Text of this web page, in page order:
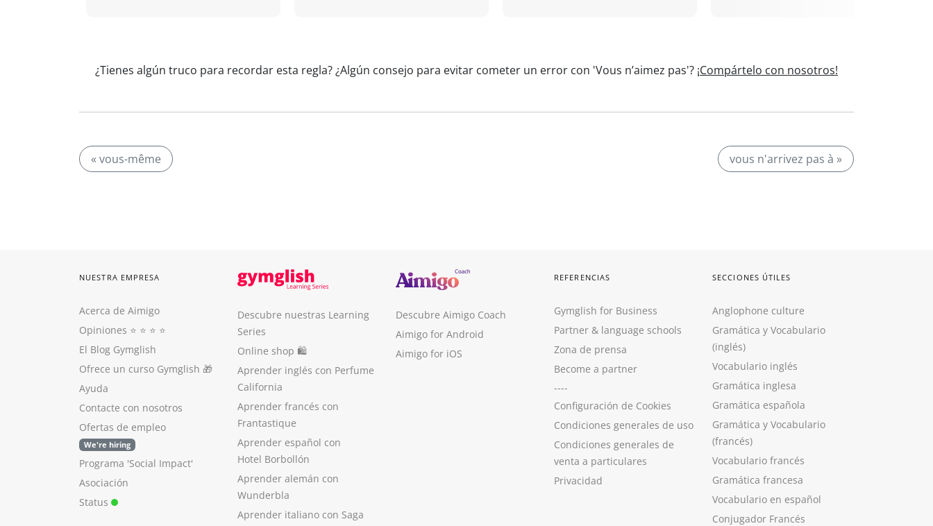
¿Tienes algún truco para recordar esta regla? ¿Algún consejo para evitar cometer un error con 'Vous n’aimez pas'? ¡Compártelo con nosotros!
« vous-même vous n'arrivez pas à »
NUESTRA EMPRESA
Acerca de Aimigo
Opiniones ⭐️ ⭐️ ⭐️ ⭐️
El Blog Gymglish
Ofrece un curso Gymglish 🎁
Ayuda
Contacte con nosotros
Ofertas de empleo
We're hiring
Programa 'Social Impact'
Asociación
Status
Descubre nuestras Learning
Series
Online shop 🛍
Aprender inglés con Perfume
California
Aprender francés con
Frantastique
Aprender español con
Hotel Borbollón
Aprender alemán con
Wunderbla
Aprender italiano con Saga
Descubre Aimigo Coach
Aimigo for Android
Aimigo for iOS
REFERENCIAS
Gymglish for Business
Partner & language schools
Zona de prensa
Become a partner
----
Configuración de Cookies
Condiciones generales de uso
Condiciones generales de
venta a particulares
Privacidad
SECCIONES ÚTILES
Anglophone culture
Gramática y Vocabulario
(inglés)
Vocabulario inglés
Gramática inglesa
Gramática española
Gramática y Vocabulario
(francés)
Vocabulario francés
Gramática francesa
Vocabulario en español
Conjugador Francés